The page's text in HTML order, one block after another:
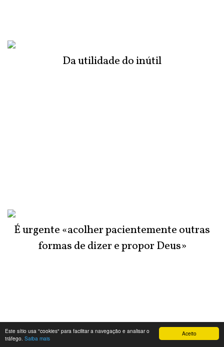
Aceito
Este sítio usa "cookies" para facilitar a navegação e analisar o
tráfego. Saiba mais
Da utilidade do inútil
É urgente «acolher pacientemente outras
formas de dizer e propor Deus»